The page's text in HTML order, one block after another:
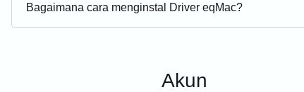
Bagaimana cara menginstal Driver eqMac?
Akun